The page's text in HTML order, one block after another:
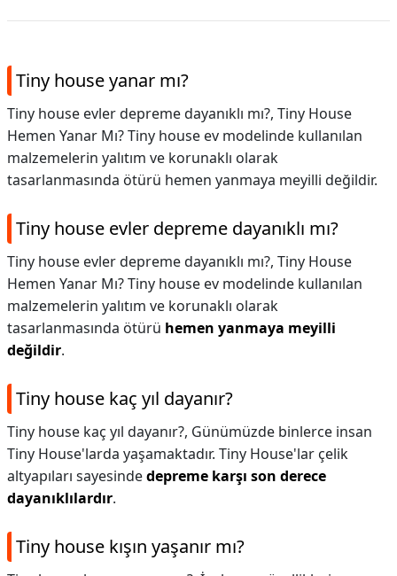
Tiny house yanar mı?
Tiny house evler depreme dayanıklı mı?, Tiny House
Hemen Yanar Mı? Tiny house ev modelinde kullanılan
malzemelerin yalıtım ve korunaklı olarak
tasarlanmasında ötürü hemen yanmaya meyilli değildir.
Tiny house evler depreme dayanıklı mı?
Tiny house evler depreme dayanıklı mı?, Tiny House
Hemen Yanar Mı? Tiny house ev modelinde kullanılan
malzemelerin yalıtım ve korunaklı olarak
tasarlanmasında ötürü hemen yanmaya meyilli
değildir.
Tiny house kaç yıl dayanır?
Tiny house kaç yıl dayanır?, Günümüzde binlerce insan
Tiny House'larda yaşamaktadır. Tiny House'lar çelik
altyapıları sayesindedepreme karşı son derece
dayanıklılardır.
Tiny house kışın yaşanır mı?